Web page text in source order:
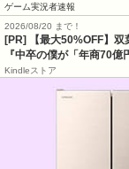
ゲーム実況者速報
2026/08/20 まで！
[PR]
【最大50%OFF】
『中卒の僕が「年商70
Kindleストア